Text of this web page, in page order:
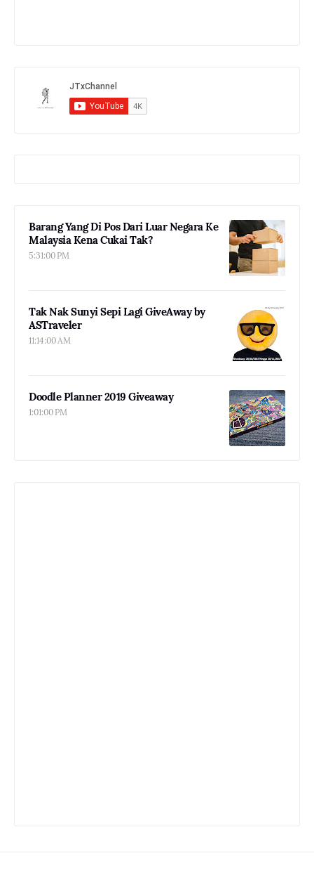
Barang Yang Di Pos Dari Luar Negara Ke
Malaysia Kena Cukai Tak?
5:31:00 PM
Tak Nak Sunyi Sepi Lagi GiveAway by
ASTraveler
11:14:00 AM
Doodle Planner 2019 Giveaway
1:01:00 PM